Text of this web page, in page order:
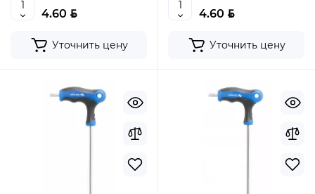
4.60 BYN
Уточнить цену
4.60 BYN
Уточнить цену